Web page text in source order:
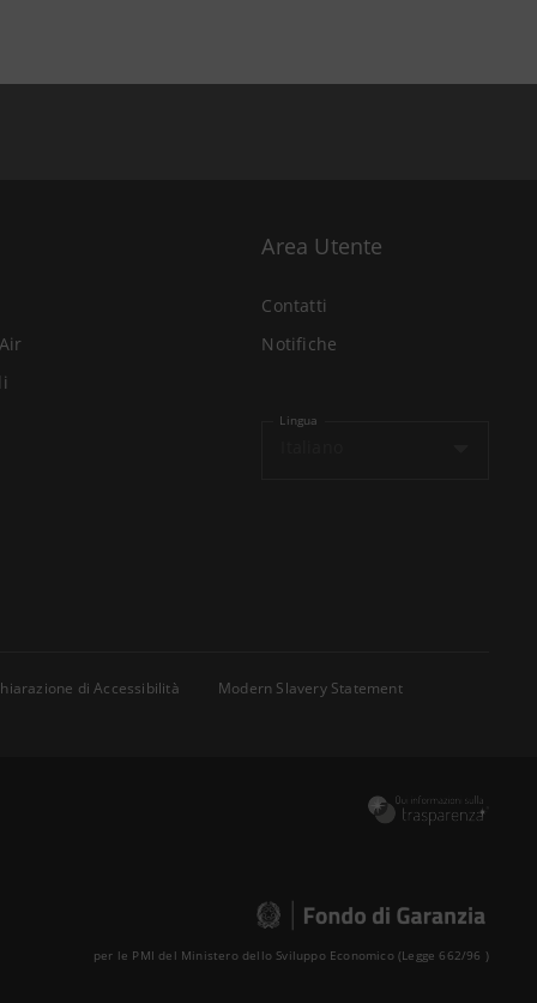
Area Utente
Contatti
Notifiche
Lingua
di Accessibilità
Modern Slavery Statement
per le PMI del Ministero dello Sviluppo Economico (Legge 662/96 )